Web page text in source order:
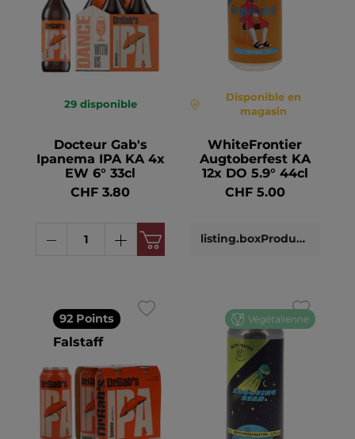
29 disponible
Docteur Gab's
Ipanema IPA KA 4x
EW 6° 33cl
CHF 3.80
Disponible en
magasin
WhiteFrontier
Augtoberfest KA
12x DO 5.9° 44cl
CHF 5.00
listing.boxProductDetails
92 Points
Falstaff
Végétalienne